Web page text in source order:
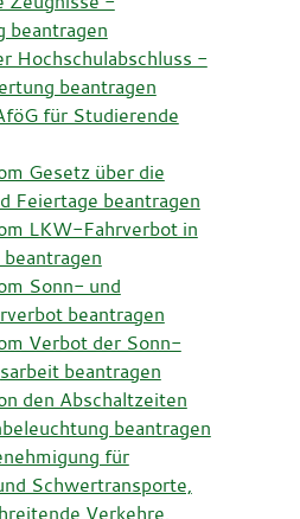
beantragen
Hochschulabschluss -
beantragen
für Studierende
Gesetz über die
Feiertage beantragen
LKW-Fahrverbot in
Sonn- und
beantragen
Verbot der Sonn-
beantragen
den Abschaltzeiten
beantragen
für
Schwertransporte,
Verkehre,